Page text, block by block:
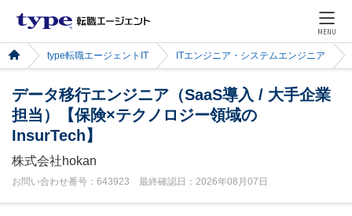
MENU
type転職エージェントIT ITエンジニア・システムエンジニア
データ移行エンジニア（SaaS導入 / 大手企業
担当）【保険×テクノロジー領域の
InsurTech】
株式会社hokan
お問い合わせ番号：643923 最終確認日：2026年08月07日